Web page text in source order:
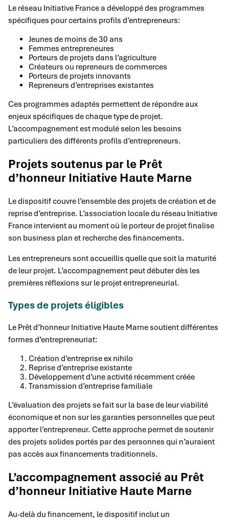
Le réseau Initiative France a développé des programmes
spécifiques pour certains profils d’entrepreneurs:
Jeunes de moins de 30 ans
Femmes entrepreneures
Porteurs de projets dans l’agriculture
Créateurs ou repreneurs de commerces
Porteurs de projets innovants
Repreneurs d’entreprises existantes
Ces programmes adaptés permettent de répondre aux
enjeux spécifiques de chaque type de projet.
L’accompagnement est modulé selon les besoins
particuliers des différents profils d’entrepreneurs.
Projets soutenus par le Prêt
d’honneur Initiative Haute Marne
Le dispositif couvre l’ensemble des projets de création et de
reprise d’entreprise. L’association locale du réseau Initiative
France intervient au moment où le porteur de projet finalise
son business plan et recherche des financements.
Les entrepreneurs sont accueillis quelle que soit la maturité
de leur projet. L’accompagnement peut débuter dès les
premières réflexions sur le projet entrepreneurial.
Types de projets éligibles
Le Prêt d’honneur Initiative Haute Marne soutient différentes
formes d’entrepreneuriat:
Création d’entreprise ex nihilo
Reprise d’entreprise existante
Développement d’une activité récemment créée
Transmission d’entreprise familiale
L’évaluation des projets se fait sur la base de leur viabilité
économique et non sur les garanties personnelles que peut
apporter l’entrepreneur. Cette approche permet de soutenir
des projets solides portés par des personnes qui n’auraient
pas accès aux financements traditionnels.
L’accompagnement associé au Prêt
d’honneur Initiative Haute Marne
Au-delà du financement, le dispositif inclut un